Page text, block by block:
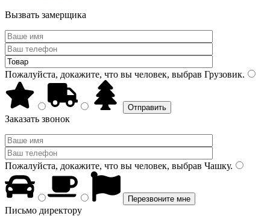
Вызвать замерщика
Пожалуйста, докажите, что вы человек, выбрав Грузовик.
Заказать звонок
Пожалуйста, докажите, что вы человек, выбрав Чашку.
Письмо директору